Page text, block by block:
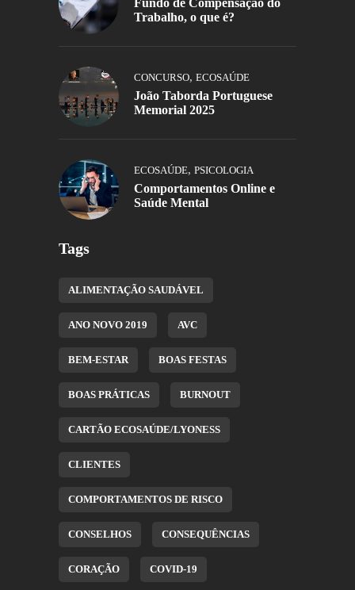
Fundo de Compensação do
Trabalho, o que é?
CONCURSO, ECOSAÚDE
João Taborda Portuguese
Memorial 2025
ECOSAÚDE, PSICOLOGIA
Comportamentos Online e
Saúde Mental
Tags
ALIMENTAÇÃO SAUDÁVEL
ANO NOVO 2019 AVC
BEM-ESTAR BOAS FESTAS
BOAS PRÁTICAS BURNOUT
CARTÃO ECOSAÚDE/LYONESS
CLIENTES
COMPORTAMENTOS DE RISCO
CONSELHOS CONSEQUÊNCIAS
CORAÇÃO COVID-19